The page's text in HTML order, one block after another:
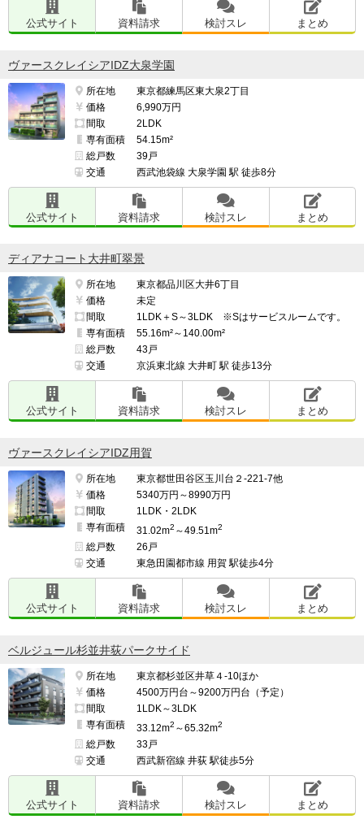
公式サイト 資料請求 検討スレ まとめ
ヴァースクレイシアIDZ大泉学園
所在地
東京都練馬区東大泉2丁目
価格
6,990万円
間取
2LDK
専有面積
54.15m²
総戸数
39戸
交通
西武池袋線 大泉学園 駅 徒歩8分
公式サイト 資料請求 検討スレ まとめ
ディアナコート大井町翠景
所在地
東京都品川区大井6丁目
価格
未定
間取
1LDK＋S～3LDK ※Sはサービスルームです。
専有面積
55.16m²～140.00m²
総戸数
43戸
交通
京浜東北線 大井町 駅 徒歩13分
公式サイト 資料請求 検討スレ まとめ
ヴァースクレイシアIDZ用賀
所在地
東京都世田谷区玉川台２-221-7他
価格
5340万円～8990万円
間取
1LDK・2LDK
専有面積
31.02m2 ～49.51m2
総戸数
26戸
交通
東急田園都市線 用賀 駅徒歩4分
公式サイト 資料請求 検討スレ まとめ
ベルジュール杉並井荻パークサイド
所在地
東京都杉並区井草４-10ほか
価格
4500万円台～9200万円台（予定）
間取
1LDK～3LDK
専有面積
33.12m2 ～65.32m2
総戸数
33戸
交通
西武新宿線 井荻 駅徒歩5分
公式サイト 資料請求 検討スレ まとめ